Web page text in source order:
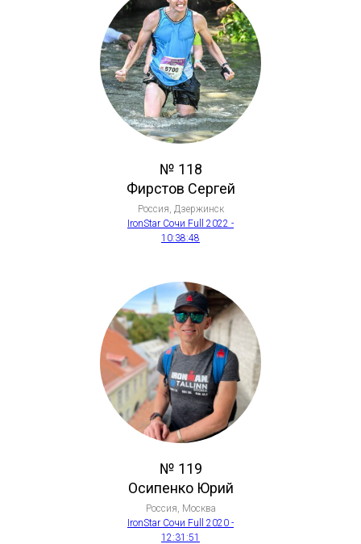
№ 118
Фирстов Сергей
Россия, Дзержинск
IronStar Сочи Full 2022 -
10:38:48
№ 119
Осипенко Юрий
Россия, Москва
IronStar Сочи Full 2020 -
12:31:51